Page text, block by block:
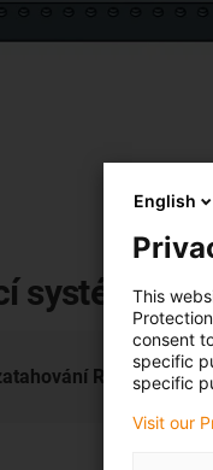
systémy
RS
English
This
consent
specific
specific
Visit our